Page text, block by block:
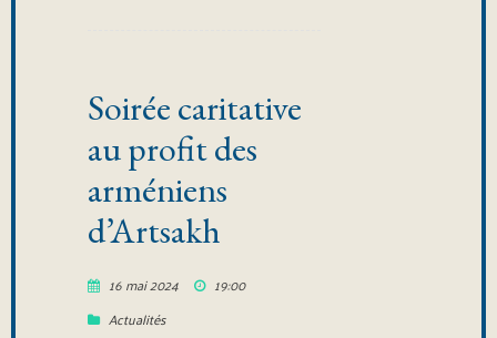
Soirée caritative
au profit des
arméniens
d’Artsakh
16 mai 2024
19:00
Actualités